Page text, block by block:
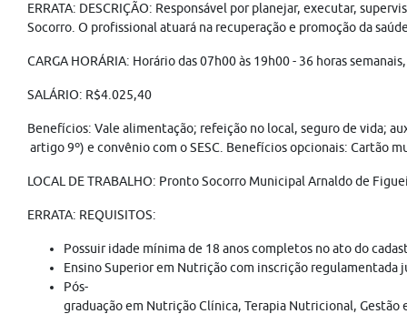
ERRATA: DESCRIÇÃO: Responsável por planejar, executar,
Socorro. O profissional atuará na recuperação e promoção da
CARGA HORÁRIA: Horário das 07h00 às 19h00 - 36 horas
SALÁRIO: R$4.025,40
Benefícios: Vale alimentação; refeição no local, seguro de vida;
artigo 9º) e convênio com o SESC. Benefícios opcionais: Cartão
LOCAL DE TRABALHO: Pronto Socorro Municipal Arnaldo de
ERRATA: REQUISITOS:
Possuir idade mínima de 18 anos completos no ato do
Ensino Superior em Nutrição com inscrição regulamentada
Pós-
graduação em Nutrição Clínica, Terapia Nutricional, Gestão